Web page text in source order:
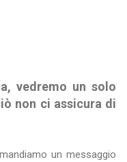
vedremo un solo
non ci assicura di
un messaggio